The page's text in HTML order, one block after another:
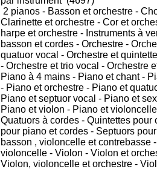
2 pianos - Basson et orchestre -
Clarinette et orchestre - Cor et
harpe et orchestre - Instruments à
basson et cordes - Orchestre -
quatuor vocal - Orchestre et
- Orchestre et trio vocal - Orchestre
Piano à 4 mains - Piano et chant-
- Piano et orchestre - Piano et
Piano et septuor vocal - Piano et
Piano et violon - Piano et violoncelle
Quatuors à cordes - Quintettes pour
pour piano et cordes - Septuors
basson , violoncelle et contrebasse
violoncelle - Violon - Violon et
Violon, violoncelle et orchestre -